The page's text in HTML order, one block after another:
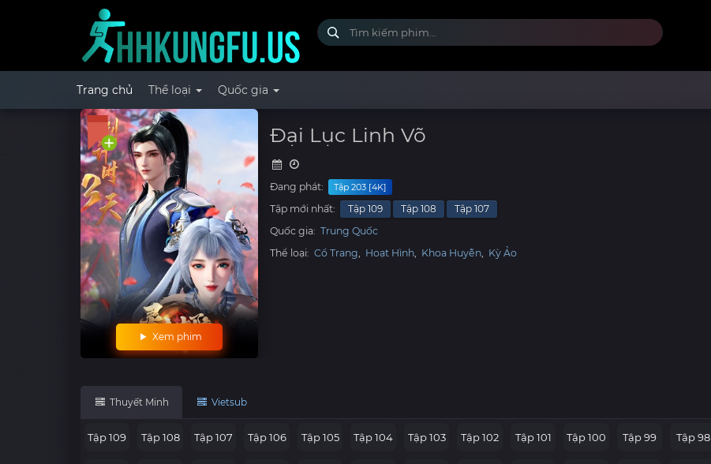
Trang chủ Thể loại Quốc gia
Xem phim
Đại Lục Linh Võ
Đang phát: Tập 203 [4K]
Tập mới nhất: Tập 109 Tập 108
Tập 107
Quốc gia: Trung Quốc
Thể loại: Cổ Trang, Hoạt Hình, Khoa Huyễn, Kỳ Ảo
Thuyết Minh Vietsub
Tập 109 Tập 108 Tập 107 Tập 106 Tập 105 Tập 104 Tập 103 Tập 102 Tập 101 Tập 100 Tập 99 Tập 98